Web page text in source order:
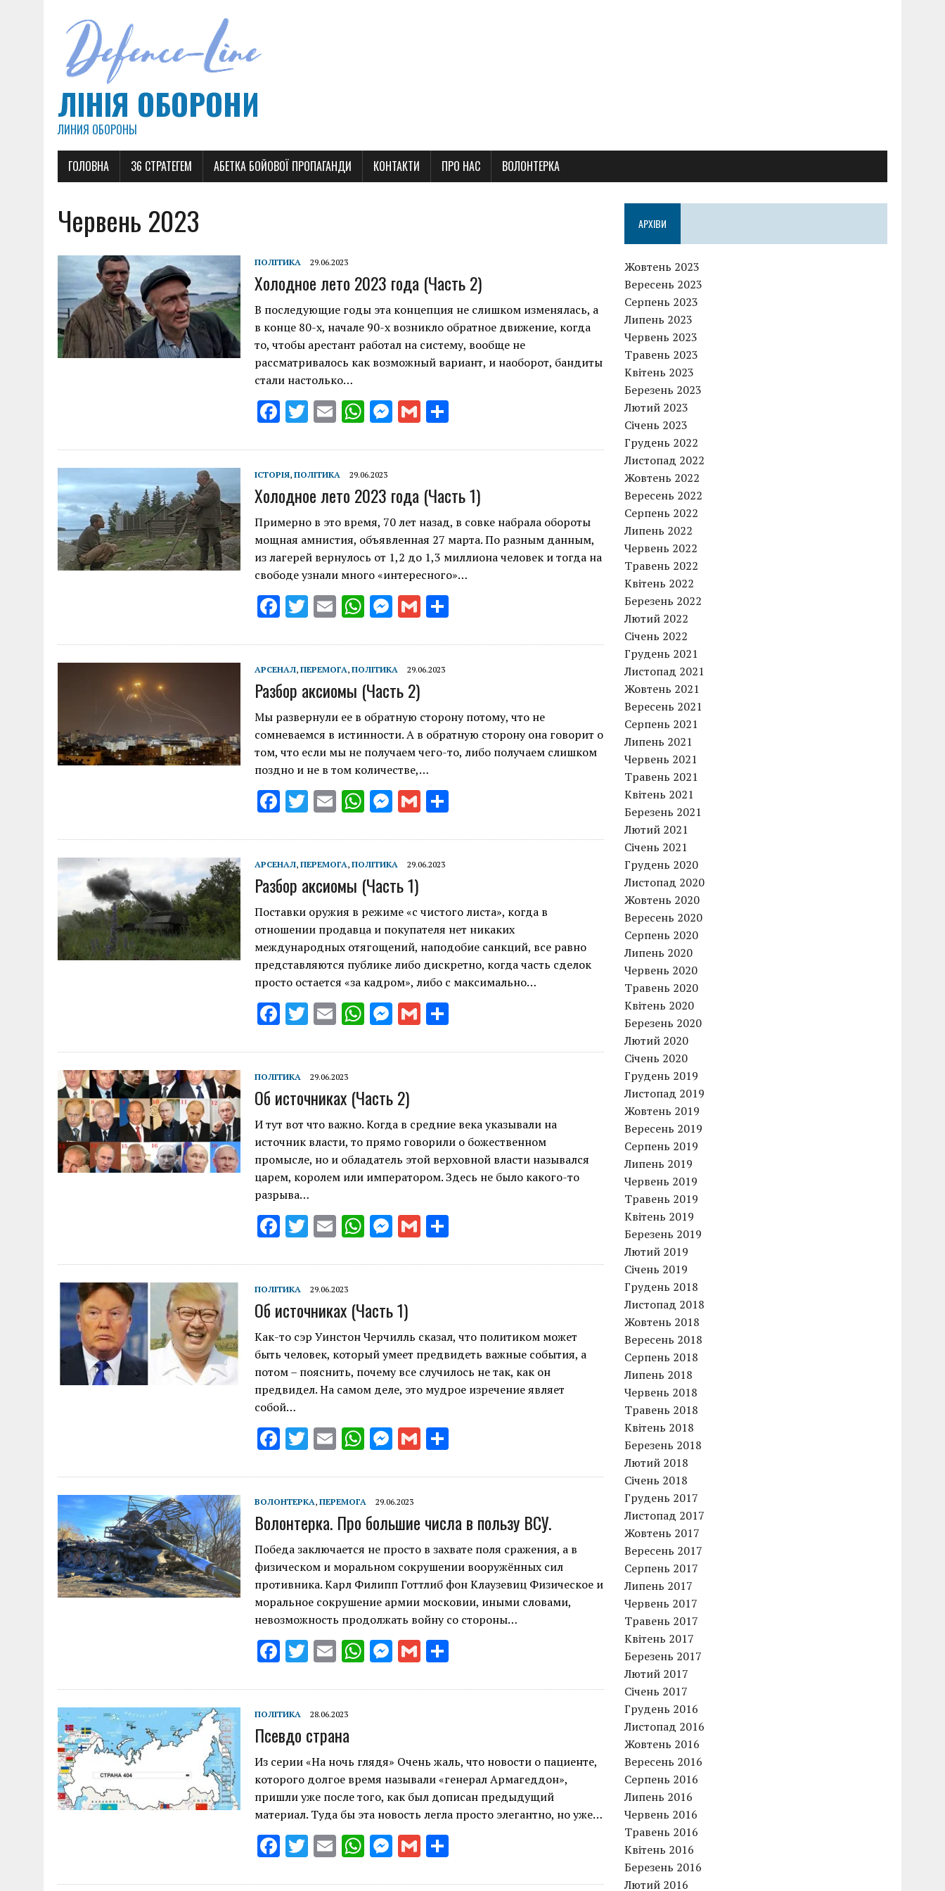
ЛІНІЯ ОБОРОНИ
ЛИНИЯ ОБОРОНЫ
ГОЛОВНА 36 СТРАТЕГЕМ АБЕТКА БОЙОВОЇ ПРОПАГАНДИ КОНТАКТИ ПРО НАС ВОЛОНТЕРКА
Червень 2023
ПОЛІТИКА 29.06.2023
Холодное лето 2023 года (Часть 2)
В последующие годы эта концепция не слишком изменялась, а
в конце 80-х, начале 90-х возникло обратное движение, когда
то, чтобы арестант работал на систему, вообще не
рассматривалось как возможный вариант, и наоборот, бандиты
стали настолько…
F
e
b
o
o
k
T
it
te
r
E
ai
l
W
at
s
A
p
p
M
se
g
er
G
ai ar
ІСТОРІЯ, ПОЛІТИКА 29.06.2023
Холодное лето 2023 года (Часть 1)
Примерно в это время, 70 лет назад, в совке набрала обороты
мощная амнистия, объявленная 27 марта. По разным данным,
из лагерей вернулось от 1,2 до 1,3 миллиона человек и тогда на
свободе узнали много «интересного»…
F
e
b
o
o
k
T
it
te
r
E
ai
l
W
at
s
A
p
p
M
se
n
g
er
G
ai
l
ar
АРСЕНАЛ, ПЕРЕМОГА, ПОЛІТИКА 29.06.2023
Разбор аксиомы (Часть 2)
Мы развернули ее в обратную сторону потому, что не
сомневаемся в истинности. А в обратную сторону она говорит о
том, что если мы не получаем чего-то, либо получаем слишком
поздно и не в том количестве,…
F
e
b
o
o
k
T
it
te
r
E
ai
l
W
at
s
A
p
p
M
se
n
g
er
G
ai
l
ar
АРСЕНАЛ, ПЕРЕМОГА, ПОЛІТИКА 29.06.2023
Разбор аксиомы (Часть 1)
Поставки оружия в режиме «с чистого листа», когда в
отношении продавца и покупателя нет никаких
международных отягощений, наподобие санкций, все равно
представляются публике либо дискретно, когда часть сделок
просто остается «за кадром», либо с максимально…
F
e
b
o
o
k
T
it
te
r
E
ai
l
W
at
A
p
p
M
se
g
er
G
ai ar
ПОЛІТИКА 29.06.2023
Об источниках (Часть 2)
И тут вот что важно. Когда в средние века указывали на
источник власти, то прямо говорили о божественном
промысле, но и обладатель этой верховной власти назывался
царем, королем или императором. Здесь не было какого-то
разрыва…
F
e
b
o
o
k
T
it
te
r
E
ai
l
W
at
A
p
p
M
se
g
er
G
ai ar
ПОЛІТИКА 29.06.2023
Об источниках (Часть 1)
Как-то сэр Уинстон Черчилль сказал, что политиком может
быть человек, который умеет предвидеть важные события, а
потом – пояснить, почему все случилось не так, как он
предвидел. На самом деле, это мудрое изречение являет
собой…
F
e
b
o
o
k
T
it
te
r
E
ai
l
W
at
s
A
p
p
M
se
n
g
er
G
ai ar
ВОЛОНТЕРКА, ПЕРЕМОГА 29.06.2023
Волонтерка. Про большие числа в пользу ВСУ.
Победа заключается не просто в захвате поля сражения, а в
физическом и моральном сокрушении вооружённых сил
противника. Карл Филипп Готтлиб фон Клаузевиц Физическое и
моральное сокрушение армии московии, иными словами,
невозможность продолжать войну со стороны…
F
e
b
o
o
k
T
it
te
r
E
ai
l
W
at
p
p
M
se
er
G
ai ar
ПОЛІТИКА 28.06.2023
Псевдо страна
Из серии «На ночь глядя» Очень жаль, что новости о пациенте,
которого долгое время называли «генерал Армагеддон»,
пришли уже после того, как был дописан предыдущий
материал. Туда бы эта новость легла просто элегантно, но уже…
F T E W M G
АРХІВИ
Жовтень 2023
Вересень 2023
Серпень 2023
Липень 2023
Червень 2023
Травень 2023
Квітень 2023
Березень 2023
Лютий 2023
Січень 2023
Грудень 2022
Листопад 2022
Жовтень 2022
Вересень 2022
Серпень 2022
Липень 2022
Червень 2022
Травень 2022
Квітень 2022
Березень 2022
Лютий 2022
Січень 2022
Грудень 2021
Листопад 2021
Жовтень 2021
Вересень 2021
Серпень 2021
Липень 2021
Червень 2021
Травень 2021
Квітень 2021
Березень 2021
Лютий 2021
Січень 2021
Грудень 2020
Листопад 2020
Жовтень 2020
Вересень 2020
Серпень 2020
Липень 2020
Червень 2020
Травень 2020
Квітень 2020
Березень 2020
Лютий 2020
Січень 2020
Грудень 2019
Листопад 2019
Жовтень 2019
Вересень 2019
Серпень 2019
Липень 2019
Червень 2019
Травень 2019
Квітень 2019
Березень 2019
Лютий 2019
Січень 2019
Грудень 2018
Листопад 2018
Жовтень 2018
Вересень 2018
Серпень 2018
Липень 2018
Червень 2018
Травень 2018
Квітень 2018
Березень 2018
Лютий 2018
Січень 2018
Грудень 2017
Листопад 2017
Жовтень 2017
Вересень 2017
Серпень 2017
Липень 2017
Червень 2017
Травень 2017
Квітень 2017
Березень 2017
Лютий 2017
Січень 2017
Грудень 2016
Листопад 2016
Жовтень 2016
Вересень 2016
Серпень 2016
Липень 2016
Червень 2016
Травень 2016
Квітень 2016
Березень 2016
Лютий 2016